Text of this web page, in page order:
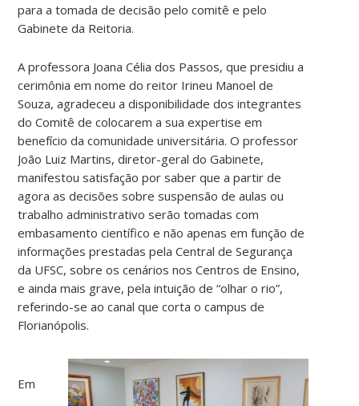
para a tomada de decisão pelo comitê e pelo
Gabinete da Reitoria.
A professora Joana Célia dos Passos, que presidiu a
cerimônia em nome do reitor Irineu Manoel de
Souza, agradeceu a disponibilidade dos integrantes
do Comitê de colocarem a sua expertise em
benefício da comunidade universitária. O professor
João Luiz Martins, diretor-geral do Gabinete,
manifestou satisfação por saber que a partir de
agora as decisões sobre suspensão de aulas ou
trabalho administrativo serão tomadas com
embasamento científico e não apenas em função de
informações prestadas pela Central de Segurança
da UFSC, sobre os cenários nos Centros de Ensino,
e ainda mais grave, pela intuição de “olhar o rio”,
referindo-se ao canal que corta o campus de
Florianópolis.
Em